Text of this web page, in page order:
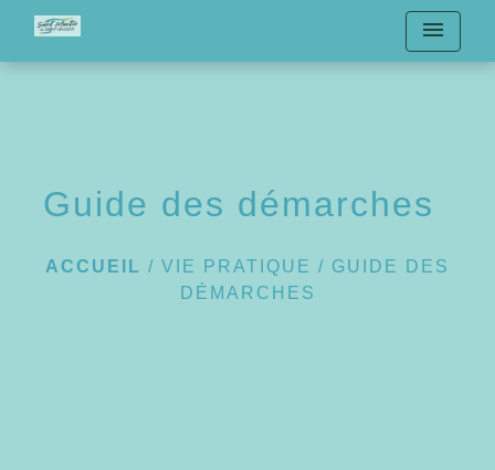
menu
Guide des démarches
ACCUEIL / VIE PRATIQUE / GUIDE DES
DÉMARCHES